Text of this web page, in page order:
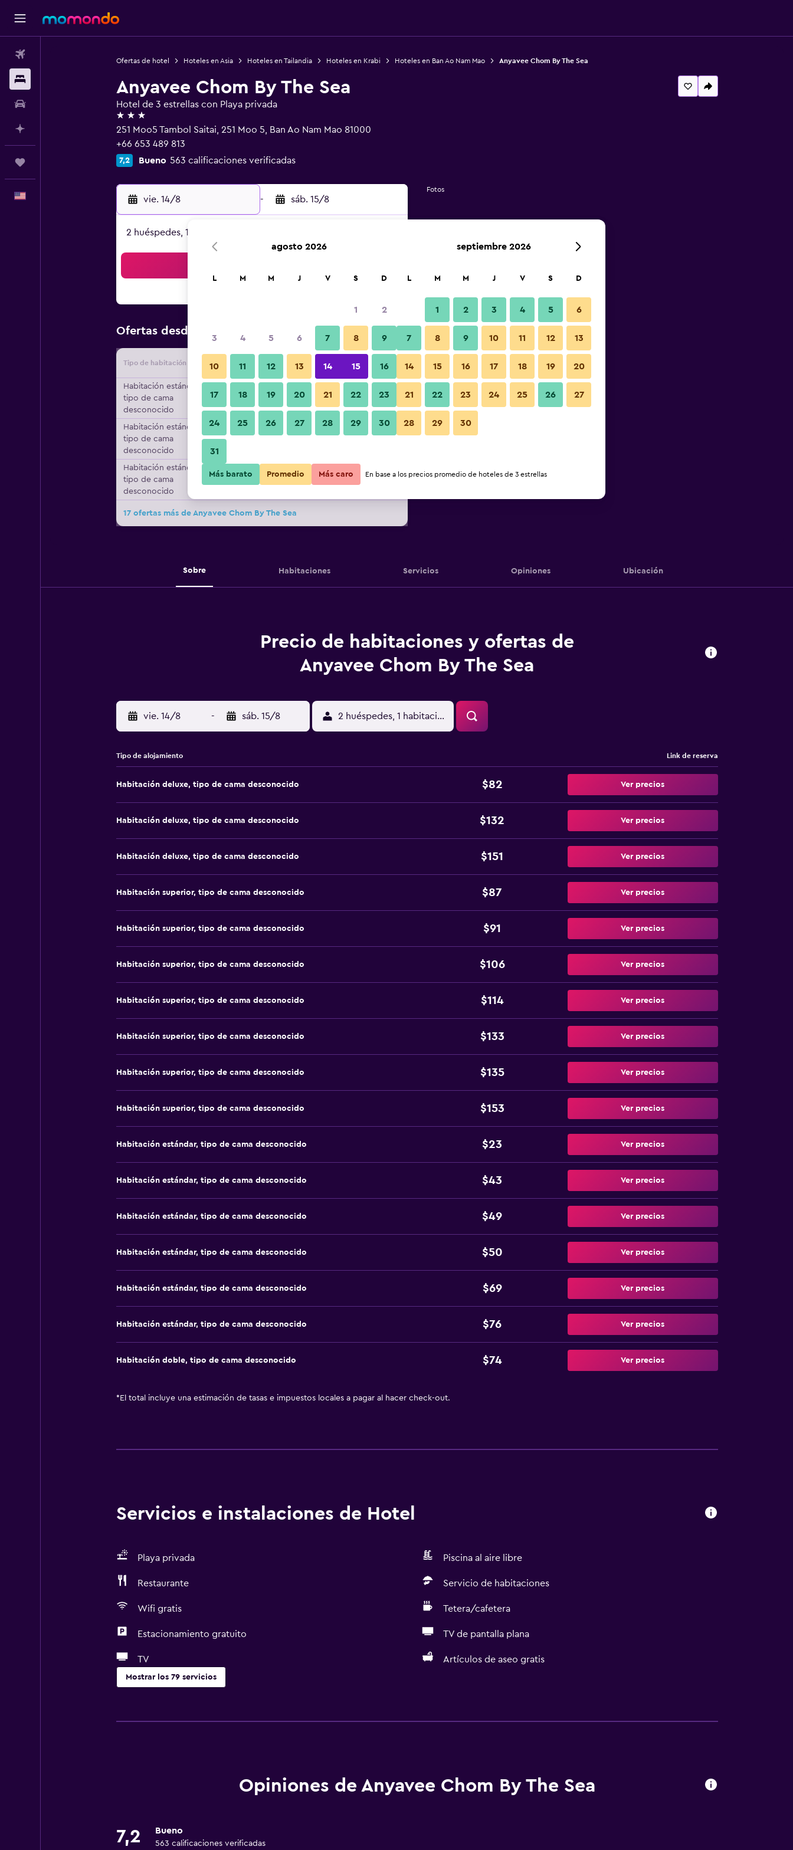
Ofertas de hotel Hoteles en Asia Hoteles en Tailandia Hoteles en Krabi Hoteles en Ban Ao Nam Mao Anyavee Chom By The Sea
Anyavee Chom By The Sea
Hotel de 3 estrellas con Playa privada
3 estrellas
251 Moo5 Tambol Saitai, 251 Moo 5, Ban Ao Nam Mao 81000
+66 653 489 813
7,2 Bueno 563 calificaciones verificadas
vie. 14/8 - sáb. 15/8
2 huéspedes, 1 habitación
Ofertas desde Oferta más barata de precio por noche
Tipo de habitación Proveedor Total noche
Habitación estándar,
tipo de cama
desconocido
$23 Ver oferta
Habitación estándar,
tipo de cama
desconocido
Habitación estándar,
tipo de cama
desconocido
$49
17 ofertas más de Anyavee Chom By The Sea
Fotos
Sobre Habitaciones Servicios Opiniones Ubicación
Precio de habitaciones y ofertas de
Anyavee Chom By The Sea
vie. 14/8 - sáb. 15/8 2 huéspedes, 1 habitación
Tipo de alojamiento Link de reserva
Habitación deluxe, tipo de cama desconocido $82 Ver precios
Habitación deluxe, tipo de cama desconocido $132 Ver precios
Habitación deluxe, tipo de cama desconocido $151 Ver precios
Habitación superior, tipo de cama desconocido $87 Ver precios
Habitación superior, tipo de cama desconocido $91 Ver precios
Habitación superior, tipo de cama desconocido $106 Ver precios
Habitación superior, tipo de cama desconocido $114 Ver precios
Habitación superior, tipo de cama desconocido $133 Ver precios
Habitación superior, tipo de cama desconocido $135 Ver precios
Habitación superior, tipo de cama desconocido $153 Ver precios
Habitación estándar, tipo de cama desconocido $23 Ver precios
Habitación estándar, tipo de cama desconocido $43 Ver precios
Habitación estándar, tipo de cama desconocido $49 Ver precios
Habitación estándar, tipo de cama desconocido $50 Ver precios
Habitación estándar, tipo de cama desconocido $69 Ver precios
Habitación estándar, tipo de cama desconocido $76 Ver precios
Habitación doble, tipo de cama desconocido $74 Ver precios
* El total incluye una estimación de tasas e impuestos locales a pagar al hacer check-out.
Servicios e instalaciones de Hotel
Playa privada Piscina al aire libre
Restaurante Servicio de habitaciones
Wifi gratis Tetera/cafetera
Estacionamiento gratuito TV de pantalla plana
TV Artículos de aseo gratis
Mostrar los 79 servicios
Wifi gratis
Alarma de humo
Tetera eléctrica
Menús para dietas especiales (bajo petición)
Opiniones de Anyavee Chom By The Sea
7,2 Bueno
563 calificaciones verificadas
agosto 2026
L M M J V S D
1 2
3 4 5 6 7 8 9
10 11 12 13 14 15 16
17 18 19 20 21 22 23
24 25 26 27 28 29 30
31
septiembre 2026
L M M J V S D
1 2 3 4 5 6
7 8 9 10 11 12 13
14 15 16 17 18 19 20
21 22 23 24 25 26 27
28 29 30
Más barato Promedio Más caro En base a los precios promedio de hoteles de 3 estrellas